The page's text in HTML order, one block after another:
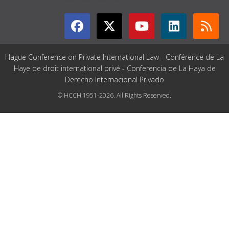
Hague Conference on Private International Law - Conférence de La
Haye de droit international privé - Conferencia de La Haya de
Derecho Internacional Privado
© HCCH 1951-2026. All Rights Reserved.